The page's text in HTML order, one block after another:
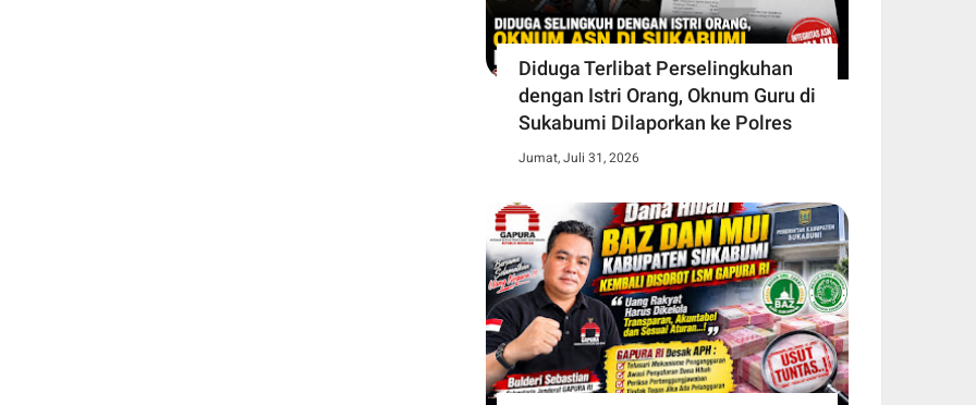
Diduga Terlibat Perselingkuhan
dengan Istri Orang, Oknum Guru di
Sukabumi Dilaporkan ke Polres
Jumat, Juli 31, 2026